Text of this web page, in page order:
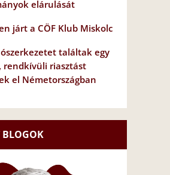
elárulását
járt a CÖF Klub Miskolc
találtak egy
rendkívüli riasztást
el Németországban
BLOGOK